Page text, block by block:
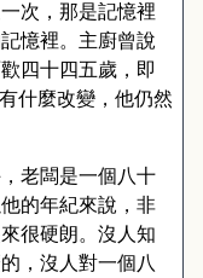
次，那是記憶裡
憶裡。主廚曾說
四十四五歲，即
什麼改變，他仍然
老闆是一個八十
的年紀來說，非
很硬朗。沒人知
，沒人對一個八